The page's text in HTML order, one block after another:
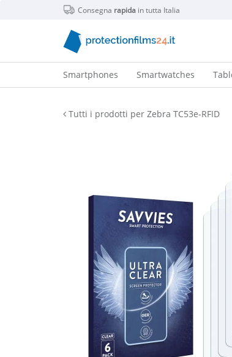
Consegna rapidain tutta Italia
Smartphones Smartwatches
Tutti i prodotti per Zebra TC53e-RFID